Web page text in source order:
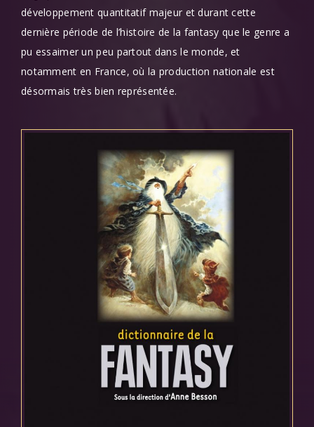
développement quantitatif majeur et durant cette
dernière période de l’histoire de la fantasy que le genre a
pu essaimer un peu partout dans le monde, et
notamment en France, où la production nationale est
désormais très bien représentée.